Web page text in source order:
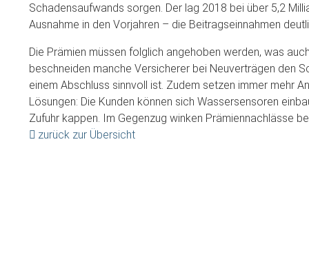
Schadensaufwands sorgen. Der lag 2018 bei über 5,2
Ausnahme in den Vorjahren – die Beitragseinnahmen
Die Prämien müssen folglich angehoben werden, was
beschneiden manche Versicherer bei Neuverträgen den
einem Abschluss sinnvoll ist. Zudem setzen immer mehr
Lösungen: Die Kunden können sich Wassersensoren
Zufuhr kappen. Im Gegenzug winken Prämiennachlässe
zurück zur Übersicht